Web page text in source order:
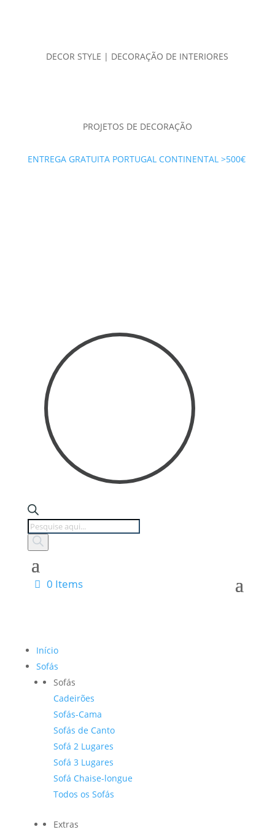
DECOR STYLE | DECORAÇÃO DE INTERIORES
PROJETOS DE DECORAÇÃO
ENTREGA GRATUITA PORTUGAL CONTINENTAL >500€
Products
search
0 Items
Início
Sofás
Sofás
Cadeirões
Sofás-Cama
Sofás de Canto
Sofá 2 Lugares
Sofá 3 Lugares
Sofá Chaise-longue
Todos os Sofás
Extras